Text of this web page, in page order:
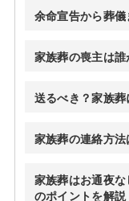
余命宣告から葬
家族葬の喪主は
送るべき？家族
家族葬の連絡方
家族葬はお通夜
のポイントを解説